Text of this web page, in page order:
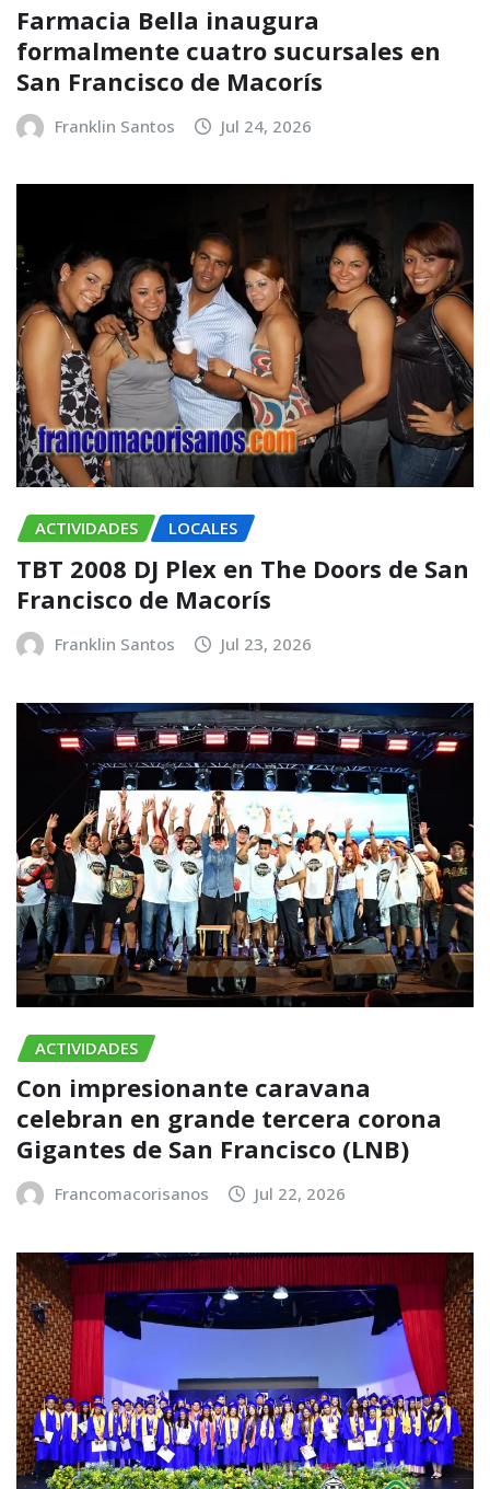
Farmacia Bella inaugura
formalmente cuatro sucursales en
San Francisco de Macorís
Franklin Santos Jul 24, 2026
ACTIVIDADES LOCALES
TBT 2008 DJ Plex en The Doors de San
Francisco de Macorís
Franklin Santos Jul 23, 2026
ACTIVIDADES
Con impresionante caravana
celebran en grande tercera corona
Gigantes de San Francisco (LNB)
Francomacorisanos Jul 22, 2026